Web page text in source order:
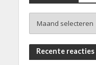
Recente reacties